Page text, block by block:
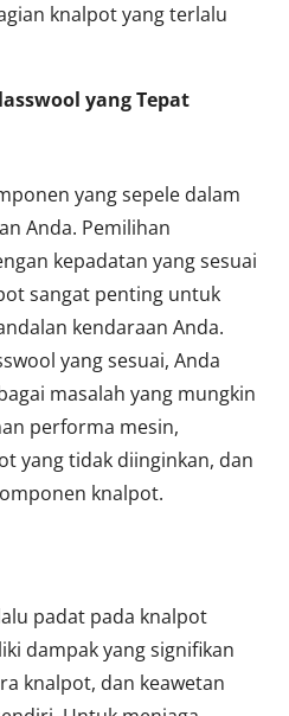
knalpot yang terlalu
yang Tepat
yang sepele dalam
Anda. Pemilihan
kepadatan yang sesuai
sangat penting untuk
kendaraan Anda.
yang sesuai, Anda
masalah yang mungkin
performa mesin,
yang tidak diinginkan, dan
knalpot.
padat pada knalpot
dampak yang signifikan
knalpot, dan keawetan